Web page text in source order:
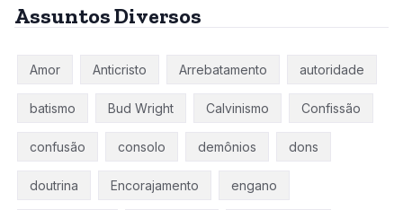
Assuntos Diversos
Amor Anticristo Arrebatamento autoridade
batismo Bud Wright Calvinismo Confissão
confusão consolo demônios dons
doutrina Encorajamento engano